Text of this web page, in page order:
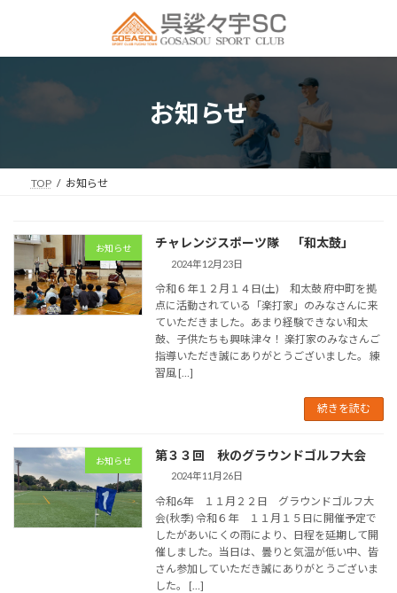
ン
プ
ー
動
お知らせ
TOP お知らせ
お知らせ チャレンジスポーツ隊 「和太鼓」
2024年12月23日
令和６年１２月１４日(土) 和太鼓 府中町を拠
点に活動されている「楽打家」のみなさんに来
ていただきました。あまり経験できない和太
鼓、子供たちも興味津々！ 楽打家のみなさんご
指導いただき誠にありがとうございました。 練
習風 […]
続きを読む
お知らせ 第３３回 秋のグラウンドゴルフ大会
2024年11月26日
令和6年 １１月２２日 グラウンドゴルフ大
会(秋季) 令和６年 １１月１５日に開催予定で
したがあいにくの雨により、日程を延期して開
催しました。当日は、曇りと気温が低い中、皆
さん参加していただき誠にありがとうございま
した。 […]